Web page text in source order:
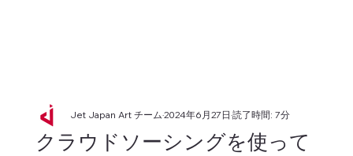
クラウドソーシングを使って
Jet Japan Art チーム2024年6月27日 読了時間: 7分